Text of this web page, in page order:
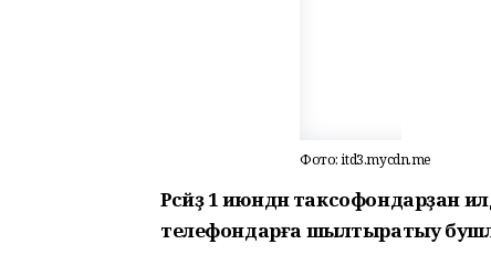
Фото: itd3.mycdn.me
Рәсәйҙә 1 июндән таксофондарҙан
телефондарға шылтыратыу